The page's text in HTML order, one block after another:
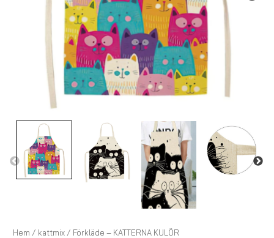
Hem / kattmix / Förkläde – KATTERNA KULÖR